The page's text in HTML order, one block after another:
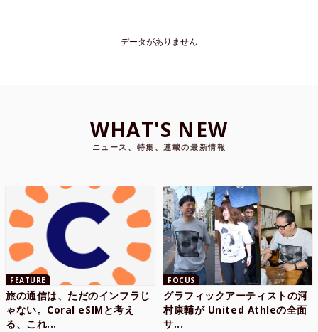
データがありません
WHAT'S NEW
ニュース、特集、連載の最新情報
FEATURE
旅の通信は、ただのインフラじ
ゃない。Coral eSIMと考え
る、これ...
FOCUS
グラフィックアーティストの河
村康輔が United Athleの全面
サ...